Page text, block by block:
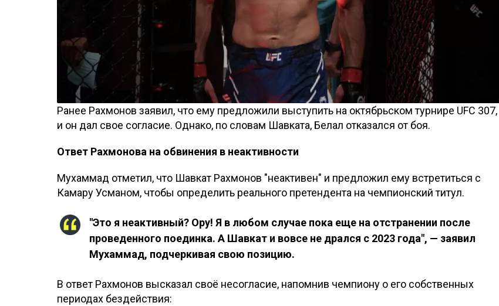
Ранее Рахмонов заявил, что ему предложили выступить на октябрьском турнире UFC 307,
и он дал свое согласие. Однако, по словам Шавката, Белал отказался от боя.
Ответ Рахмонова на обвинения в неактивности
Мухаммад отметил, что Шавкат Рахмонов "неактивен" и предложил ему встретиться с
Камару Усманом, чтобы определить реального претендента на чемпионский титул.
"Это я неактивный? Ору! Я в любом случае пока еще на отстранении после
проведенного поединка. А Шавкат и вовсе не дрался с 2023 года", — заявил
Мухаммад, подчеркивая свою позицию.
В ответ Рахмонов высказал своё несогласие, напомнив чемпиону о его собственных
периодах бездействия: